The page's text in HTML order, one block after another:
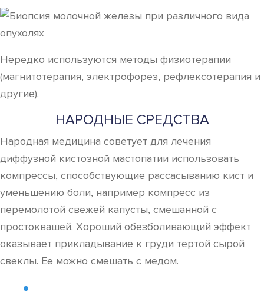
Нередко используются методы физиотерапии
(магнитотерапия, электрофорез, рефлексотерапия и
другие).
НАРОДНЫЕ СРЕДСТВА
Народная медицина советует для лечения
диффузной кистозной мастопатии использовать
компрессы, способствующие рассасыванию кист и
уменьшению боли, например компресс из
перемолотой свежей капусты, смешанной с
простоквашей. Хороший обезболивающий эффект
оказывает прикладывание к груди тертой сырой
свеклы. Ее можно смешать с медом.